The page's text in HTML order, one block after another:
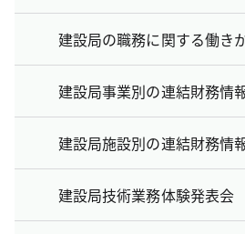
建設局の職務に関する働き
建設局事業別の連結財務情
建設局施設別の連結財務情
建設局技術業務体験発表会